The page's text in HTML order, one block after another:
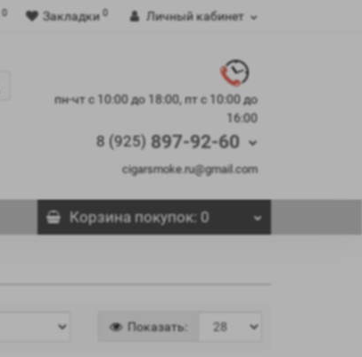
0 Закладки 0 Личный кабинет
пн-чт с 10:00 до 18:00, пт с 10:00 до
16:00
8 (925) 897-92-60
cigarsmoke.ru@gmail.com
Корзинапокупок: 0
Показать: